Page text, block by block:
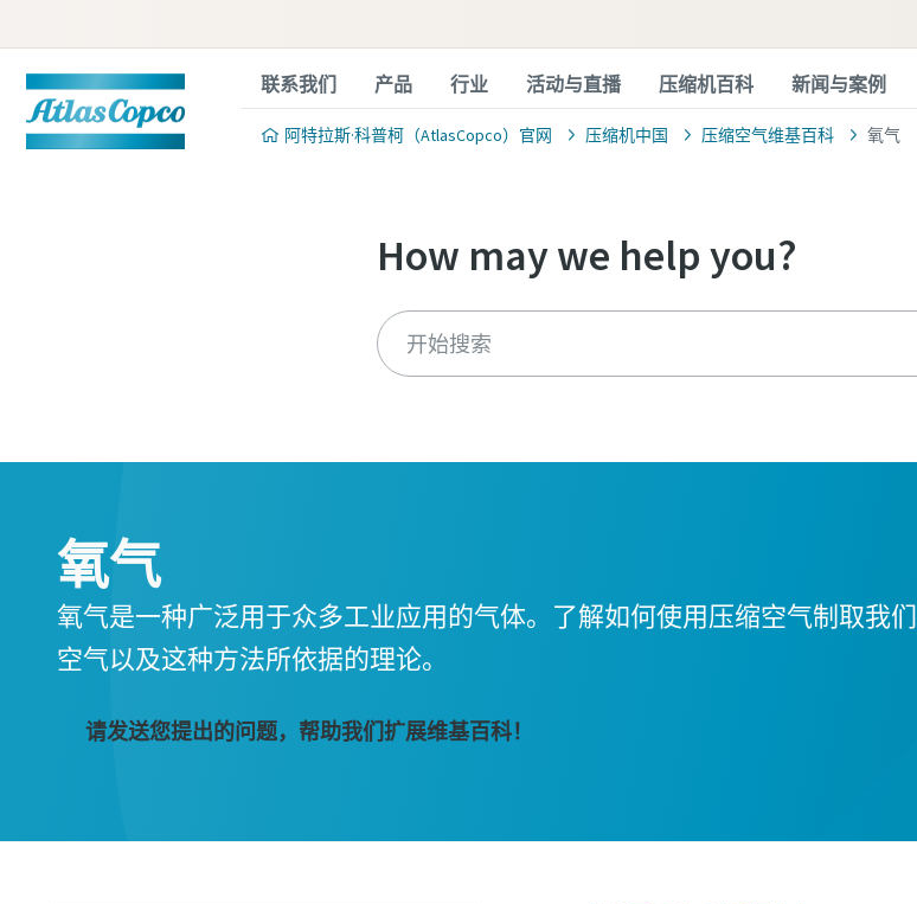
联系我们 产品 行业 活动与直播 压缩机百科 新闻与案例
阿特拉斯·科普柯（AtlasCopco）官网 压缩机中国 压缩空气维基百科 氧气
How may we help you?
氧气
氧气是一种广泛用于众多工业应用的气体。了解如何使用压缩空气制取我
空气以及这种方法所依据的理论。
请发送您提出的问题，帮助我们扩展维基百科！